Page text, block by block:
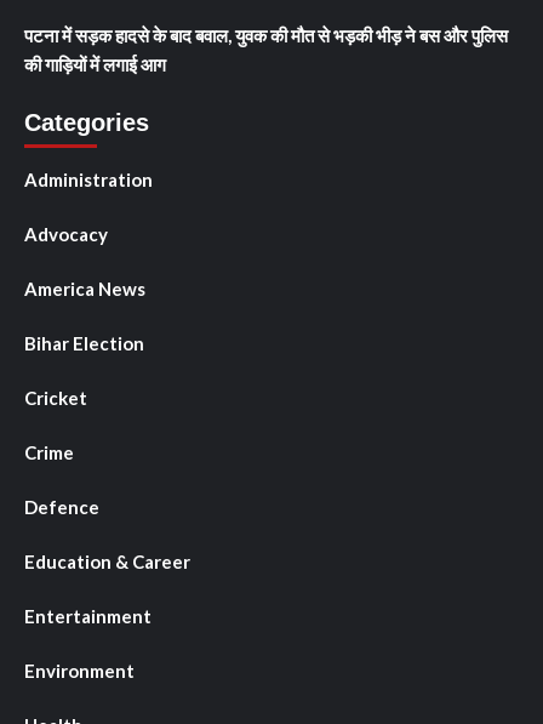
पटना में सड़क हादसे के बाद बवाल, युवक की मौत से भड़की भीड़ ने बस और पुलिस
की गाड़ियों में लगाई आग
Categories
Administration
Advocacy
America News
Bihar Election
Cricket
Crime
Defence
Education & Career
Entertainment
Environment